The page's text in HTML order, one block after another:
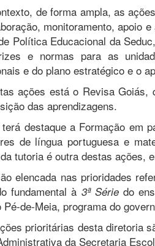
de forma ampla, as
monitoramento, apoio
Política Educacional da
e normas para as
e do plano estratégico e o
ações está o Revisa
das aprendizagens.
terá destaque a Formação em
de língua portuguesa e
tutoria é outra destas ações,
elencada nas prioridades
fundamental à 3ª Sériedo
Pé-de-Meia, programa do
prioritárias desta diretoria
da Secretaria